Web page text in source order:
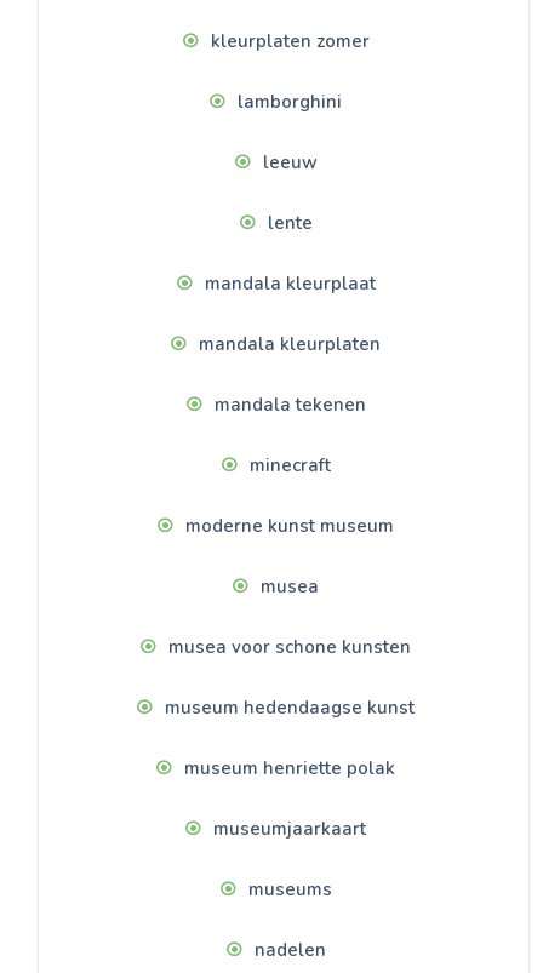
kleurplaten zomer
lamborghini
leeuw
lente
mandala kleurplaat
mandala kleurplaten
mandala tekenen
minecraft
moderne kunst museum
musea
musea voor schone kunsten
museum hedendaagse kunst
museum henriette polak
museumjaarkaart
museums
nadelen